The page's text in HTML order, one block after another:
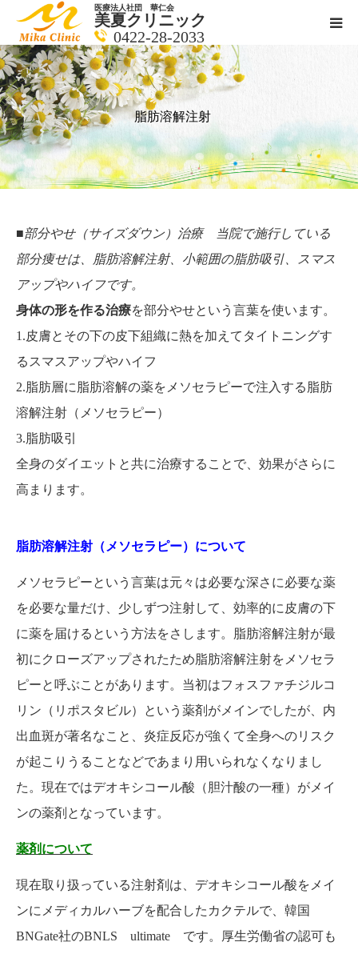
医療法人社団 華仁会
美夏クリニック
0422-28-2033
脂肪溶解注射
■部分やせ（サイズダウン）治療 当院で施行している
部分痩せは、脂肪溶解注射、小範囲の脂肪吸引、スマス
アップやハイフです。
身体の形を作る治療を部分やせという言葉を使います。
1.皮膚とその下の皮下組織に熱を加えてタイトニングす
るスマスアップやハイフ
2.脂肪層に脂肪溶解の薬をメソセラピーで注入する脂肪
溶解注射（メソセラピー）
3.脂肪吸引
全身のダイエットと共に治療することで、効果がさらに
高まります。
脂肪溶解注射（メソセラピー）について
メソセラピーという言葉は元々は必要な深さに必要な薬
を必要な量だけ、少しずつ注射して、効率的に皮膚の下
に薬を届けるという方法をさします。脂肪溶解注射が最
初にクローズアップされたため脂肪溶解注射をメソセラ
ピーと呼ぶことがあります。当初はフォスファチジルコ
リン（リポスタビル）という薬剤がメインでしたが、内
出血斑が著名なこと、炎症反応が強くて全身へのリスク
が起こりうることなどであまり用いられなくなりまし
た。現在ではデオキシコール酸（胆汁酸の一種） がメイ
ンの薬剤となっています。
薬剤について
現在取り扱っている注射剤は、デオキシコール酸をメイ
ンにメディカルハーブを配合したカクテルで、韓国
BNGate社のBNLS ultimate です。厚生労働省の認可も
医師紹介
診療科目
クリニックの紹介
メールで相談
料金一覧 new